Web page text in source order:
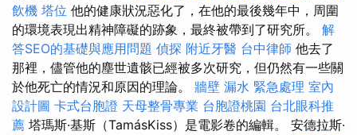
飲機 塔位 他的健康狀況惡化了，在他的最後幾年中，周圍
的環境表現出精神障礙的跡象，最終被帶到了研究所。 解
答SEO的基礎與應用問題 偵探 附近牙醫 台中律師 他去了
那裡，儘管他的塵世遺骸已經被多次研究，但仍然有一些關
於他死亡的情況和原因的理論。 牆壁 漏水 緊急處理 室內
設計圖 卡式台胞證 天母整骨專業 台胞證桃園 台北眼科推
薦 塔瑪斯·基斯（TamásKiss）是電影卷的編輯。 安德拉斯·